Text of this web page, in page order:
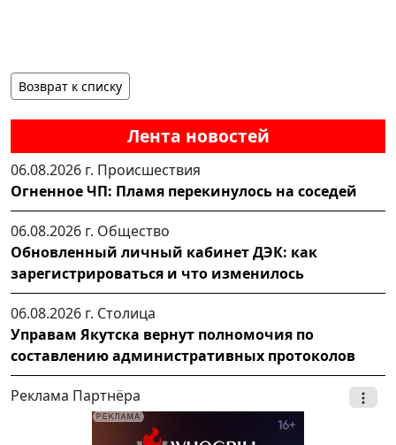
Лента новостей
06.08.2026 г. Происшествия
Огненное ЧП: Пламя перекинулось на соседей
06.08.2026 г. Общество
Обновленный личный кабинет ДЭК: как
зарегистрироваться и что изменилось
06.08.2026 г. Столица
Управам Якутска вернут полномочия по
составлению административных протоколов
Реклама Партнёра
Возврат к списку